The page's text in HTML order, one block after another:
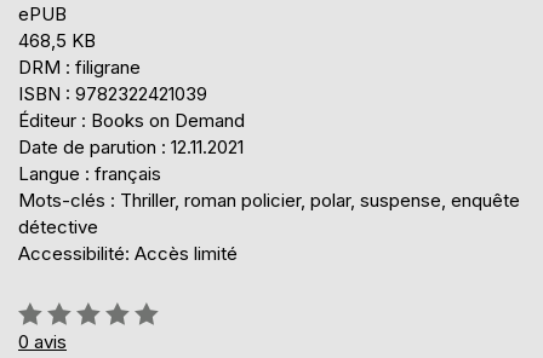
ePUB
468,5 KB
DRM : filigrane
ISBN : 9782322421039
Éditeur : Books on Demand
Date de parution : 12.11.2021
Langue : français
Mots-clés : Thriller, roman policier, polar, suspense, enquête
détective
Accessibilité: Accès limité
Évaluation:
0%
0 avis